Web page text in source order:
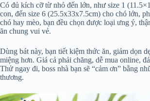
Có đủ kích cỡ từ nhỏ đến lớn, như size 1
con, đến size 6 (25.5x33x7.5cm) cho chó lớn,
chó hay mèo, bạn đều chọn được loại ưng ý,
ăn chung vui vẻ.
Dùng bát này, bạn tiết kiệm thức ăn, giảm dọn
miệng hơn. Giá cả phải chăng, dễ mua online,
Thử ngay đi, boss nhà bạn sẽ “cảm ơn” bằng
thương.